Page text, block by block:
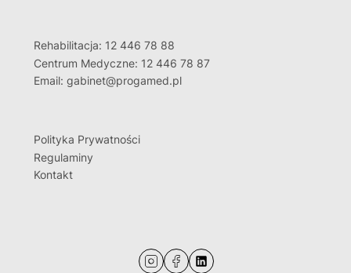
Rehabilitacja: 12 446 78 88
Centrum Medyczne: 12 446 78 87
Email: gabinet@progamed.pl
Polityka Prywatności
Regulaminy
Kontakt